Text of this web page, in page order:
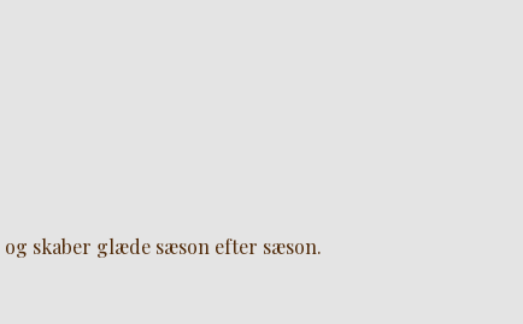
skaber glæde sæson efter sæson.